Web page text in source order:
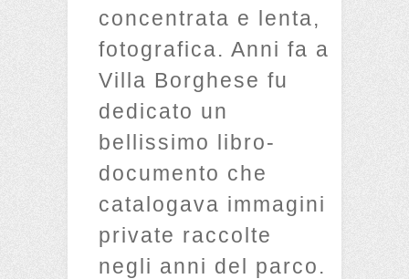
concentrata e lenta,
fotografica. Anni fa a
Villa Borghese fu
dedicato un
bellissimo libro-
documento che
catalogava immagini
private raccolte
negli anni del parco.